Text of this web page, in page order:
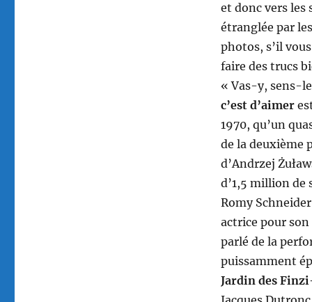
et donc vers les
étranglée par
photos, s’il
faire des trucs
« Vas-y, sens-
c’est d’aimer
1970, qu’un
de la deuxième
d’Andrzej
d’1,5 million de
Romy
actrice pour son
parlé de la
puissamment
Jardin des